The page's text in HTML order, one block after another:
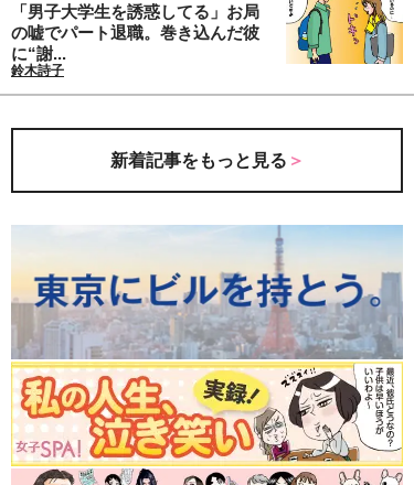
「男子大学生を誘惑してる」お局
の嘘でパート退職。巻き込んだ彼
に“謝...
鈴木詩子
新着記事をもっと見る